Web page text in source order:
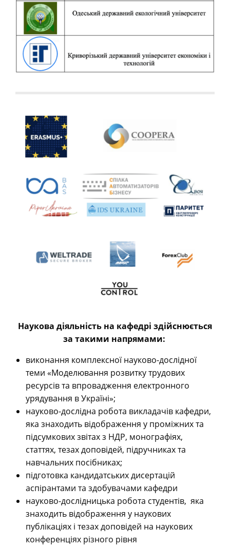
Наукова діяльність на кафедрі здійснюється
за такими напрямами:
виконання комплексної науково-дослідної
теми «Моделювання розвитку трудових
ресурсів та впровадження електронного
урядування в Україні»;
науково-дослідна робота викладачів кафедри,
яка знаходить відображення у проміжних та
підсумкових звітах з НДР, монографіях,
статтях, тезах доповідей, підручниках та
навчальних посібниках;
підготовка кандидатських дисертацій
аспірантами та здобувачами кафедри
науково-дослідницька робота студентів, яка
знаходить відображення у наукових
публікаціях і тезах доповідей на наукових
конференціях різного рівня